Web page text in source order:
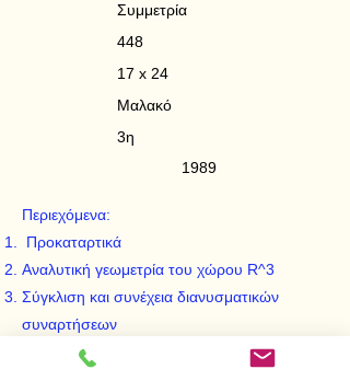
Συμμετρία
448
17 x 24
Μαλακό
3η
1989
Περιεχόμενα:
Προκαταρτικά
Αναλυτική γεωμετρία του χώρου R^3
Σύγκλιση και συνέχεια διανυσματικών
συναρτήσεων
Διαφορίσιμες διανυσματικές συναρτήσεις